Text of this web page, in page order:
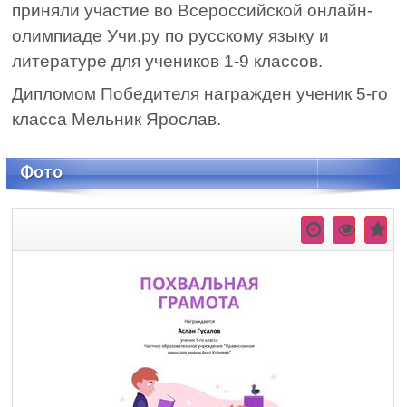
приняли участие во Всероссийской онлайн-
олимпиаде Учи.ру по русскому языку и
литературе для учеников 1-9 классов.
Дипломом Победителя награжден ученик 5-го
класса Мельник Ярослав.
Фото